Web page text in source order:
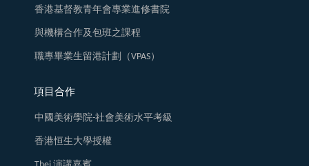
香港基督教青年會專業進修書院
與機構合作及包班之課程
職專畢業生留港計劃（VPAS）
項目合作
中國美術學院-社會美術水平考級
香港恒生大學授權